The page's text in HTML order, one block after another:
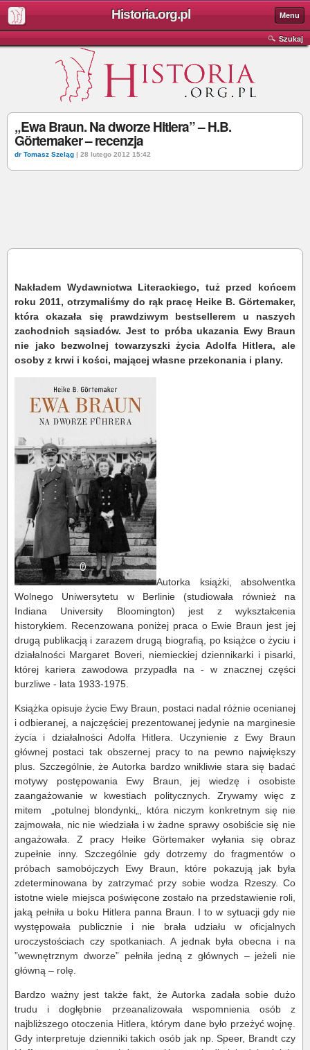
Historia.org.pl Menu
Szukaj
„Ewa Braun. Na dworze Hitlera” – H.B.
Görtemaker – recenzja
dr Tomasz Szeląg | 28 lutego 2012 15:42
Nakładem Wydawnictwa Literackiego, tuż przed końcem
roku 2011, otrzymaliśmy do rąk pracę Heike B. Görtemaker,
która okazała się prawdziwym bestsellerem u naszych
zachodnich sąsiadów. Jest to próba ukazania Ewy Braun
nie jako bezwolnej towarzyszki życia Adolfa Hitlera, ale
osoby z krwi i kości, mającej własne przekonania i plany.
Autorka książki, absolwentka
Wolnego Uniwersytetu w Berlinie (studiowała również na
Indiana University Bloomington) jest z wykształcenia
historykiem. Recenzowana poniżej praca o Ewie Braun jest jej
drugą publikacją i zarazem drugą biografią, po książce o życiu i
działalności Margaret Boveri, niemieckiej dziennikarki i pisarki,
której kariera zawodowa przypadła na - w znacznej części
burzliwe - lata 1933-1975.
Książka opisuje życie Ewy Braun, postaci nadal różnie ocenianej
i odbieranej, a najczęściej prezentowanej jedynie na marginesie
życia i działalności Adolfa Hitlera. Uczynienie z Ewy Braun
głównej postaci tak obszernej pracy to na pewno największy
plus. Szczególnie, że Autorka bardzo wnikliwie stara się badać
motywy postępowania Ewy Braun, jej wiedzę i osobiste
zaangażowanie w kwestiach politycznych. Zrywamy więc z
mitem „potulnej blondynki„, która niczym konkretnym się nie
zajmowała, nic nie wiedziała i w żadne sprawy osobiście się nie
angażowała. Z pracy Heike Görtemaker wyłania się obraz
zupełnie inny. Szczególnie gdy dotrzemy do fragmentów o
próbach samobójczych Ewy Braun, które pokazują jak była
zdeterminowana by zatrzymać przy sobie wodza Rzeszy. Co
istotne wiele miejsca poświęcone zostało na przedstawienie roli,
jaką pełniła u boku Hitlera panna Braun. I to w sytuacji gdy nie
występowała publicznie i nie brała udziału w oficjalnych
uroczystościach czy spotkaniach. A jednak była obecna i na
”wewnętrznym dworze” pełniła jedną z głównych – jeżeli nie
główną – rolę.
Bardzo ważny jest także fakt, że Autorka zadała sobie dużo
trudu i dogłębnie przeanalizowała wspomnienia osób z
najbliższego otoczenia Hitlera, którym dane było przeżyć wojnę.
Gdy interpretuje dzienniki takich osób jak np. Speer, Brandt czy